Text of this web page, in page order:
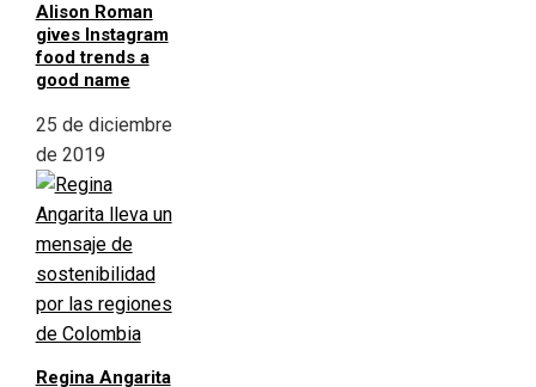
Alison Roman
gives Instagram
food trends a
good name
25 de diciembre
de 2019
Regina Angarita